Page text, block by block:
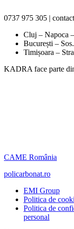
0737 975 305 |
Cluj – Napoca
București –
Timișoara –
KADRA face parte
CAME România
policarbonat.ro
EMI Group
Politica de
Politica de
personal